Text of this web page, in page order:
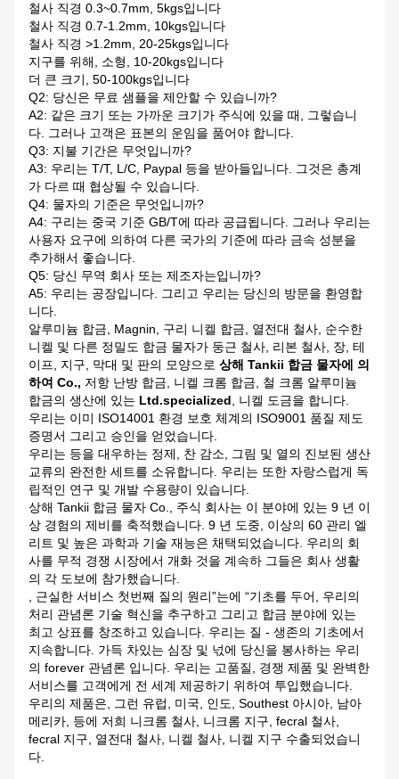
철사 직경 0.3~0.7mm, 5kgs입니다
철사 직경 0.7-1.2mm, 10kgs입니다
철사 직경 >1.2mm, 20-25kgs입니다
지구를 위해, 소형, 10-20kgs입니다
더 큰 크기, 50-100kgs입니다
Q2: 당신은 무료 샘플을 제안할 수 있습니까?
A2: 같은 크기 또는 가까운 크기가 주식에 있을 때, 그렇습니
다. 그러나 고객은 표본의 운임을 품어야 합니다.
Q3: 지불 기간은 무엇입니까?
A3: 우리는 T/T, L/C, Paypal 등을 받아들입니다. 그것은 총계
가 다르 때 협상될 수 있습니다.
Q4: 물자의 기준은 무엇입니까?
A4: 구리는 중국 기준 GB/T에 따라 공급됩니다. 그러나 우리는
사용자 요구에 의하여 다른 국가의 기준에 따라 금속 성분을
추가해서 좋습니다.
Q5: 당신 무역 회사 또는 제조자는입니까?
A5: 우리는 공장입니다. 그리고 우리는 당신의 방문을 환영합
니다.
알루미늄 합금, Magnin, 구리 니켈 합금, 열전대 철사, 순수한
니켈 및 다른 정밀도 합금 물자가 둥근 철사, 리본 철사, 장, 테
이프, 지구, 막대 및 판의 모양으로 상해 Tankii 합금 물자에 의
하여 Co., 저항 난방 합금, 니켈 크롬 합금, 철 크롬 알루미늄
합금의 생산에 있는 Ltd.specialized, 니켈 도금을 합니다.
우리는 이미 ISO14001 환경 보호 체계의 ISO9001 품질 제도
증명서 그리고 승인을 얻었습니다.
우리는 등을 대우하는 정제, 찬 감소, 그림 및 열의 진보된 생산
교류의 완전한 세트를 소유합니다. 우리는 또한 자랑스럽게 독
립적인 연구 및 개발 수용량이 있습니다.
상해 Tankii 합금 물자 Co., 주식 회사는 이 분야에 있는 9 년 이
상 경험의 제비를 축적했습니다. 9 년 도중, 이상의 60 관리 엘
리트 및 높은 과학과 기술 재능은 채택되었습니다. 우리의 회
사를 무적 경쟁 시장에서 개화 것을 계속하 그들은 회사 생활
의 각 도보에 참가했습니다.
, 근실한 서비스 첫번째 질의 원리”는에 “기초를 두어, 우리의
처리 관념론 기술 혁신을 추구하고 그리고 합금 분야에 있는
최고 상표를 창조하고 있습니다. 우리는 질 - 생존의 기초에서
지속합니다. 가득 차있는 심장 및 넋에 당신을 봉사하는 우리
의 forever 관념론 입니다. 우리는 고품질, 경쟁 제품 및 완벽한
서비스를 고객에게 전 세계 제공하기 위하여 투입했습니다.
우리의 제품은, 그런 유럽, 미국, 인도, Southest 아시아, 남아
메리카, 등에 저희 니크롬 철사, 니크롬 지구, fecral 철사,
fecral 지구, 열전대 철사, 니켈 철사, 니켈 지구 수출되었습니
다.